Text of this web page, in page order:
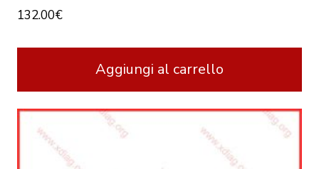
132.00€
Aggiungi al carrello